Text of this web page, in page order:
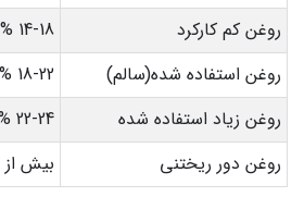
روغن کم کارکرد
14-18 %
روغن استفاده شده(سالم)
18-22 %
روغن زیاد استفاده شده
22-24 %
روغن دور ریختنی
بیش از 24%